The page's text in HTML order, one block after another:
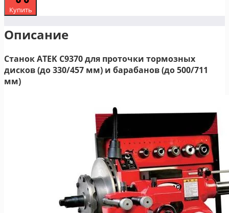
Купить
Описание
Станок ATEK C9370 для проточки тормозных
дисков (до 330/457 мм) и барабанов (до 500/711
мм)